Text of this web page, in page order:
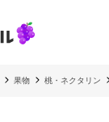
果物 桃・ネクタリン